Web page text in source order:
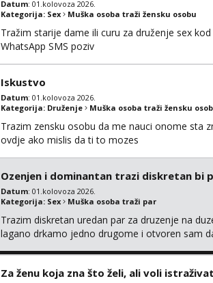
Datum: 01.kolovoza 2026.
Kategorija: Sex Muška osoba traži žensku osobu
Tražim starije dame ili curu za druženje sex
WhatsApp SMS poziv
Iskustvo
Datum: 01.kolovoza 2026.
Kategorija: Druženje Muška osoba traži žensku
Trazim zensku osobu da me nauci onome sta
ovdje ako mislis da ti to mozes
Ozenjen i dominantan trazi diskretan bi
Datum: 01.kolovoza 2026.
Kategorija: Sex Muška osoba traži par
Trazim diskretan uredan par za druzenje na
lagano drkamo jedno drugome i otvoren sam
Za ženu koja zna što želi, ali voli